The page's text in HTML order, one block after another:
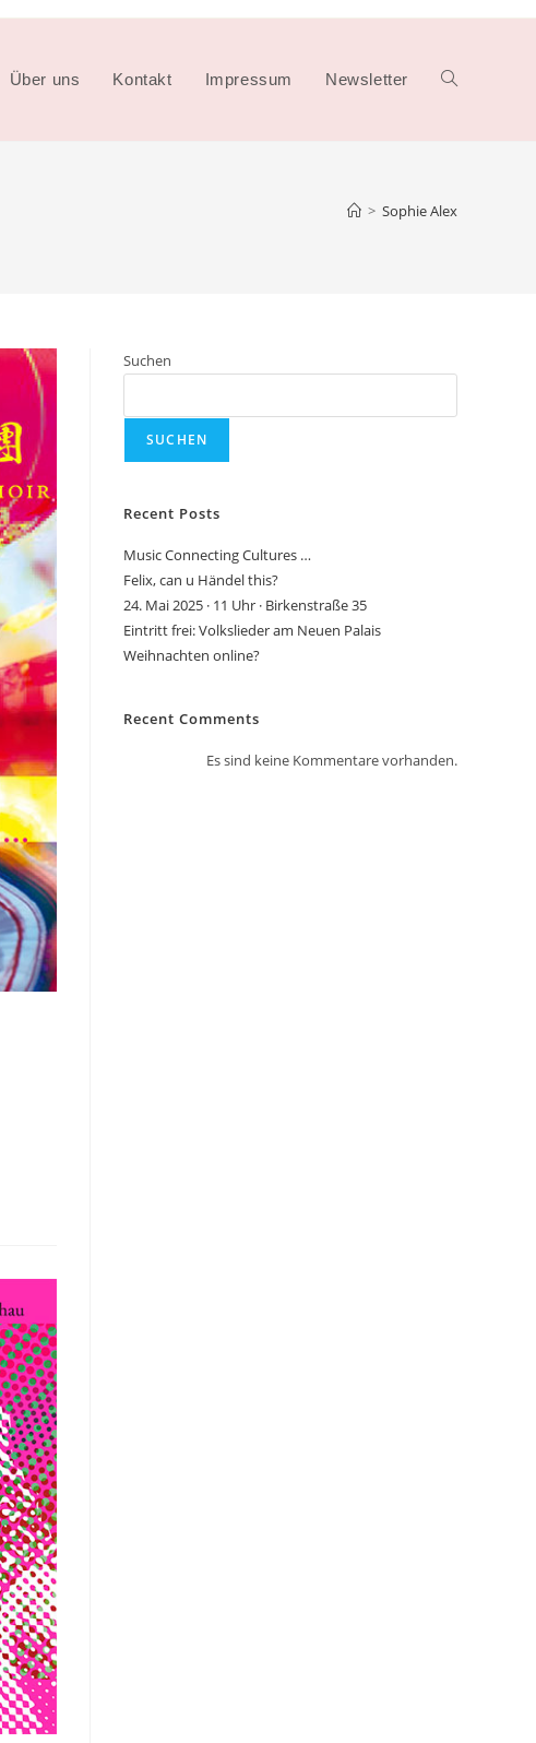
Über uns Kontakt Impressum Newsletter Website-
Suche
> Sophie Alex
Suchen
SUCHEN
Recent Posts
Music Connecting Cultures …
Felix, can u Händel this?
24. Mai 2025 · 11 Uhr · Birkenstraße 35
Eintritt frei: Volkslieder am Neuen Palais
Weihnachten online?
Recent Comments
Es sind keine Kommentare vorhanden.